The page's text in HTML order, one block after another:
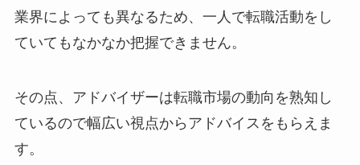
業界によっても異なるため、一人で転職活動をし
ていてもなかなか把握できません。
その点、アドバイザーは転職市場の動向を熟知し
ているので幅広い視点からアドバイスをもらえま
す。